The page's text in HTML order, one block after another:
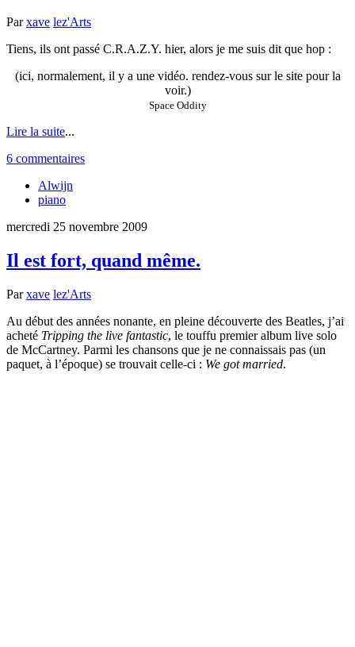
Parxave lez'Arts
Tiens, ils ont passé C.R.A.Z.Y. hier, alors je me suis dit que hop :
(ici, normalement, il y a une vidéo. rendez-vous sur le site pour la
voir.)
Space Oddity
Lire la suite...
6 commentaires
Alwijn
piano
mercredi 25 novembre 2009
Il est fort, quand même.
Parxave lez'Arts
Au début des années nonante, en pleine découverte des Beatles, j’ai
acheté Tripping the live fantastic, le touffu premier album live solo
de McCartney. Parmi les chansons que je ne connaissais pas (un
paquet, à l’époque) se trouvait celle-ci : We got married.